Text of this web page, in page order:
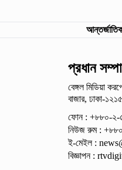
প্রধান
বেঙ্গল মিডিয়া
বাজার, ঢাকা-১২১৫
ফোন : +৮৮০-২-
নিউজ রুম :
ই-মেইল :
বিজ্ঞাপন :